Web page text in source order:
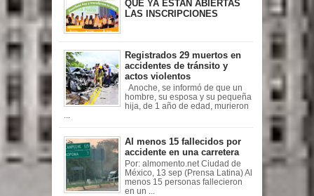
QUE YA ESTAN ABIERTAS
LAS INSCRIPCIONES
Registrados 29 muertos en
accidentes de tránsito y
actos violentos
Anoche, se informó de que un
hombre, su esposa y su pequeña
hija, de 1 año de edad, murieron
Al menos 15 fallecidos por
accidente en una carretera
Por: almomento.net Ciudad de
México, 13 sep (Prensa Latina) Al
menos 15 personas fallecieron
en un ...